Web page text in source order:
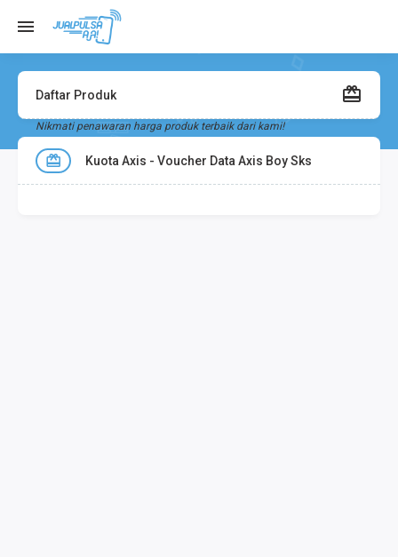
Daftar Produk
Nikmati penawaran harga produk terbaik dari kami!
Kuota Axis - Voucher Data Axis Boy Sks